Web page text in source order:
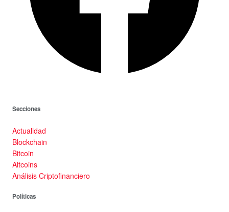
Secciones
Actualidad
Blockchain
Bitcoin
Altcoins
Análisis Criptofinanciero
Políticas